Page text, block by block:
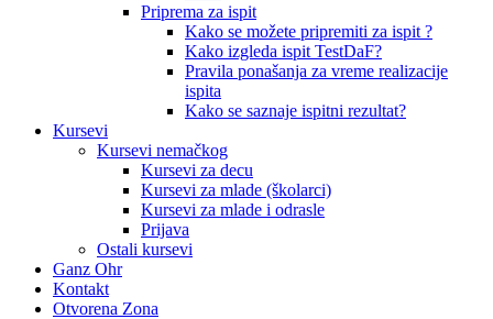
Priprema za ispit
Kako se možete pripremiti za ispit ?
Kako izgleda ispit TestDaF?
Pravila ponašanja za vreme realizacije
ispita
Kako se saznaje ispitni rezultat?
Kursevi
Kursevi nemačkog
Kursevi za decu
Kursevi za mlade (školarci)
Kursevi za mlade i odrasle
Prijava
Ostali kursevi
Ganz Ohr
Kontakt
Otvorena Zona